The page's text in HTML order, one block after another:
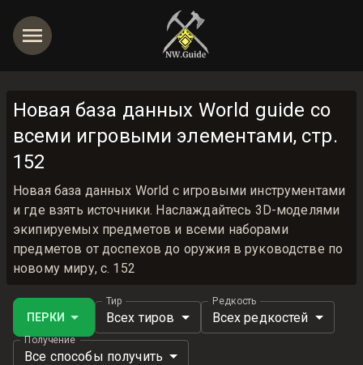
Новая база данных World guide со
всеми игровыми элементами, стр.
152
Новая база данных World с игровыми инструментами
и где взять источники. Наслаждайтесь 3D-моделями
экипируемых предметов и всеми наборами
предметов от доспехов до оружия в руководстве по
новому миру, с. 152
ПЕРКИ
Тир
Всех тиров
Редкость
Всех редкостей
Получение
Все способы получить